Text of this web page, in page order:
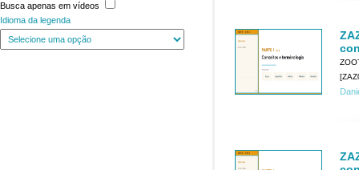
Busca apenas em vídeos
Idioma da legenda